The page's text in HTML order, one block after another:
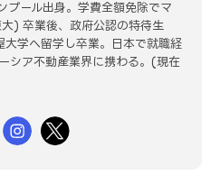
プール出身。学費全額免除でマ
) 卒業後、政府公認の特待生
学へ留学し卒業。日本で就職経
シア不動産業界に携わる。(現在